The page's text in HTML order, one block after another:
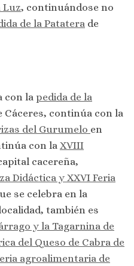
Luz, continuándose no
de la Patatera de
con la pedida de la
Cáceres, continúa con la
del Gurumelo en
con la XVIII
cacereña,
Didáctica y XXVI Feria
se celebra en la
también es
y la Tagarnina de
del Queso de Cabra de
agroalimentaria de